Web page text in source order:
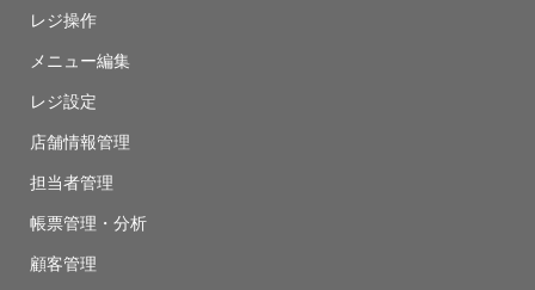
レジ操作
メニュー編集
レジ設定
店舗情報管理
担当者管理
帳票管理・分析
顧客管理